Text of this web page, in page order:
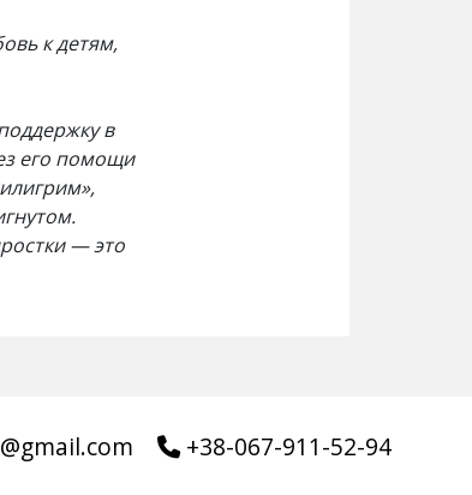
к детям,
в
его помощи
— это
+38-067-911-52-94